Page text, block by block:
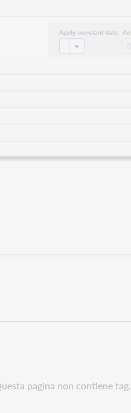
pagina non contiene tag.